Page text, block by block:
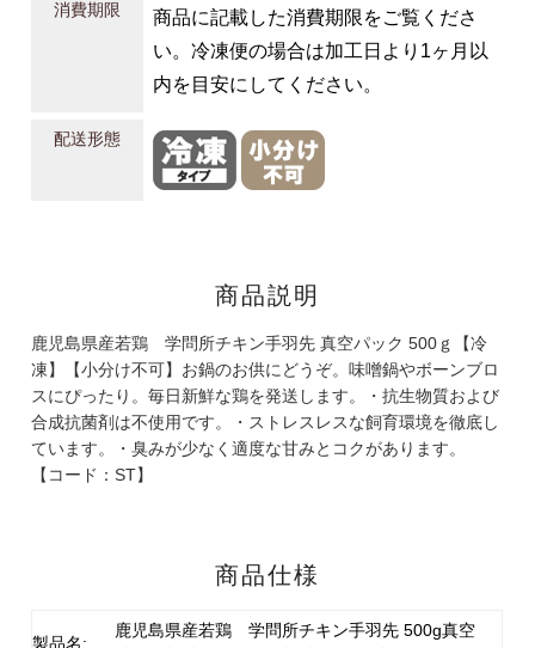
消費期限
商品に記載した消費期限をご覧くださ
い。冷凍便の場合は加工日より1ヶ月以
内を目安にしてください。
配送形態
商品説明
鹿児島県産若鶏 学問所チキン手羽先 真空パック 500ｇ【冷
凍】【小分け不可】お鍋のお供にどうぞ。味噌鍋やボーンブロ
スにぴったり。毎日新鮮な鶏を発送します。・抗生物質および
合成抗菌剤は不使用です。・ストレスレスな飼育環境を徹底し
ています。・臭みが少なく適度な甘みとコクがあります。
【コード：ST】
商品仕様
製品名:
鹿児島県産若鶏 学問所チキン手羽先 500g真空